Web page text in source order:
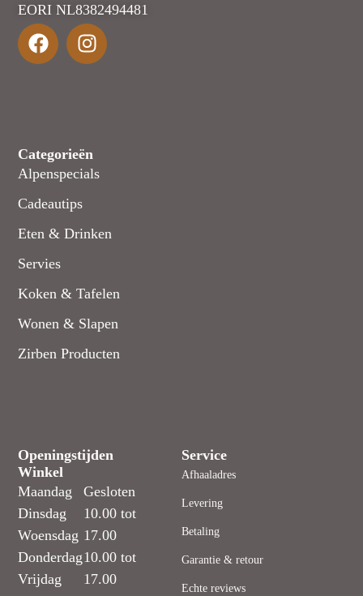
EORI NL8382494481
Categorieën
Alpenspecials
Cadeautips
Eten & Drinken
Servies
Koken & Tafelen
Wonen & Slapen
Zirben Producten
Openingstijden
Winkel
Maandag
Dinsdag
Woensdag
Donderdag
Vrijdag
Gesloten
10.00 tot
17.00
10.00 tot
17.00
Service
Afhaaladres
Levering
Betaling
Garantie & retour
Echte reviews